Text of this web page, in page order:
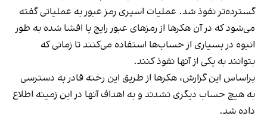
گسترده‌تر نفوذ شد. عملیات اسپری رمز عبور به عملیاتی گفته
می‌شود که در آن هکرها از رمزهای عبور رایج یا افشا شده به طور
انبوه در بسیاری از حساب‌ها استفاده می‌کنند تا زمانی که
بتوانند به یکی از آنها نفوذ کنند.
براساس این گزارش، هکرها از طریق این رخنه قادر به دسترسی
به هیچ حساب دیگری نشدند و به اهداف آنها در این زمینه اطلاع
داده شد.